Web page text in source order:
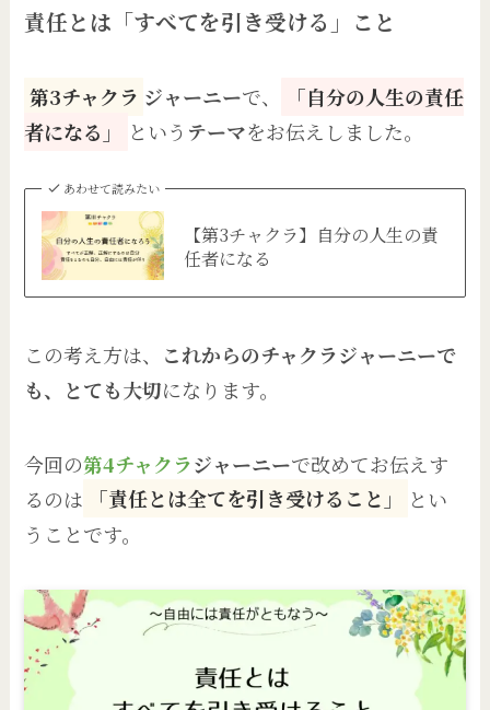
責任とは「すべてを引き受ける」こと
第3チャクラ ジャーニーで、
「自分の人生の責任
者になる」
という テーマをお伝えしました。
あわせて読みたい
【第3チャクラ】自分の人生の責
任者になる
この考え方は、
これからのチャクラジャーニーで
も、とても大切になります。
今回の第4チャクラジャーニーで改めてお伝えす
るのは
「責任とは全てを引き受けること」
とい
うことです。